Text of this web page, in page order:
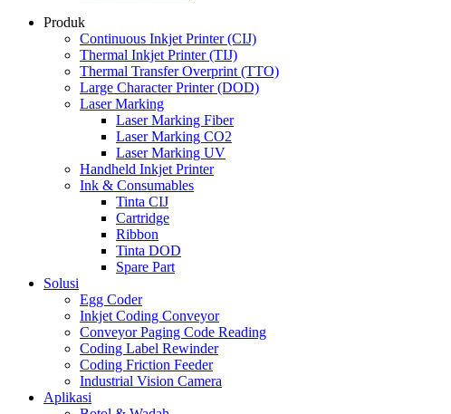
Produk
Continuous Inkjet Printer (CIJ)
Thermal Inkjet Printer (TIJ)
Thermal Transfer Overprint (TTO)
Large Character Printer (DOD)
Laser Marking
Laser Marking Fiber
Laser Marking CO2
Laser Marking UV
Handheld Inkjet Printer
Ink & Consumables
Tinta CIJ
Cartridge
Ribbon
Tinta DOD
Spare Part
Solusi
Egg Coder
Inkjet Coding Conveyor
Conveyor Paging Code Reading
Coding Label Rewinder
Coding Friction Feeder
Industrial Vision Camera
Aplikasi